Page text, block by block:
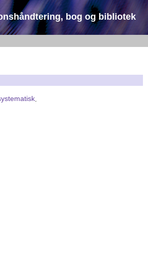
bog og bibliotek